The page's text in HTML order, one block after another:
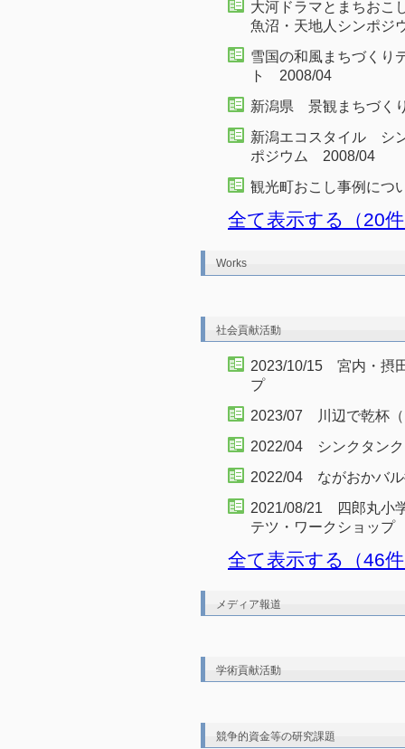
大河ドラマとまちお
魚沼・天地人シンポ
雪国の和風まちづく
ト 2008/04
新潟県 景観まちづく
新潟エコスタイル シ
ポジウム 2008/04
観光町おこし事例に
全て表示する（20
Works
社会貢献活動
2023/10/15 宮内・摂
プ
2023/07 川辺で乾杯
2022/04 シンクタン
2022/04 ながおかバ
2021/08/21 四郎丸小
テツ・ワークショップ
全て表示する（46
メディア報道
学術貢献活動
競争的資金等の研究課題